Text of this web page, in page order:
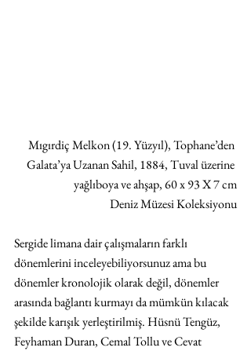
Mıgırdiç Melkon (19. Yüzyıl), Tophane’den
Galata’ya Uzanan Sahil, 1884, Tuval üzerine
yağlıboya ve ahşap, 60 x 93 X 7 cm
Deniz Müzesi Koleksiyonu
Sergide limana dair çalışmaların farklı
dönemlerini inceleyebiliyorsunuz ama bu
dönemler kronolojik olarak değil, dönemler
arasında bağlantı kurmayı da mümkün kılacak
şekilde karışık yerleştirilmiş. Hüsnü Tengüz,
Feyhaman Duran, Cemal Tollu ve Cevat